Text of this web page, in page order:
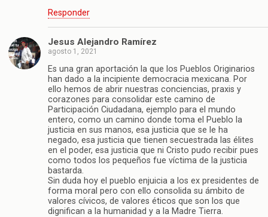
Responder
Jesus Alejandro Ramírez
agosto 1, 2021
Es una gran aportación la que los Pueblos Originarios
han dado a la incipiente democracia mexicana. Por
ello hemos de abrir nuestras conciencias, praxis y
corazones para consolidar este camino de
Participación Ciudadana, ejemplo para el mundo
entero, como un camino donde toma el Pueblo la
justicia en sus manos, esa justicia que se le ha
negado, esa justicia que tienen secuestrada las élites
en el poder, esa justicia que ni Cristo pudo recibir pues
como todos los pequeños fue víctima de la justicia
bastarda.
Sin duda hoy el pueblo enjuicia a los ex presidentes de
forma moral pero con ello consolida su ámbito de
valores cívicos, de valores éticos que son los que
dignifican a la humanidad y a la Madre Tierra.